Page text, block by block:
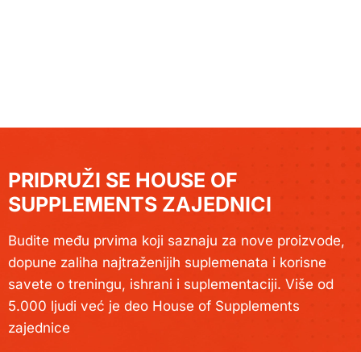
PRIDRUŽI SE HOUSE OF
SUPPLEMENTS ZAJEDNICI
Budite među prvima koji saznaju za nove proizvode,
dopune zaliha najtraženijih suplemenata i korisne
savete o treningu, ishrani i suplementaciji. Više od
5.000 ljudi već je deo House of Supplements
zajednice